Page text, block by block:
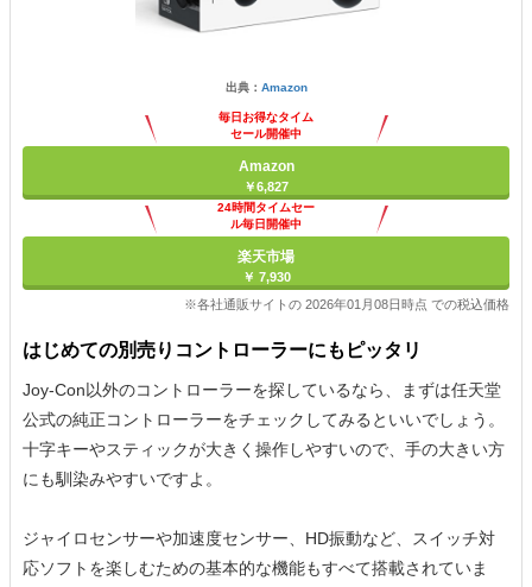
出典： Amazon
毎日お得なタイム
セール開催中
Amazon
￥6,827
24時間タイムセー
ル毎日開催中
楽天市場
￥ 7,930
※各社通販サイトの 2026年01月08日時点 での税込価格
はじめての別売りコントローラーにもピッタリ
Joy-Con以外のコントローラーを探しているなら、まずは任天堂
公式の純正コントローラーをチェックしてみるといいでしょう。
十字キーやスティックが大きく操作しやすいので、手の大きい方
にも馴染みやすいですよ。
ジャイロセンサーや加速度センサー、HD振動など、スイッチ対
応ソフトを楽しむための基本的な機能もすべて搭載されていま